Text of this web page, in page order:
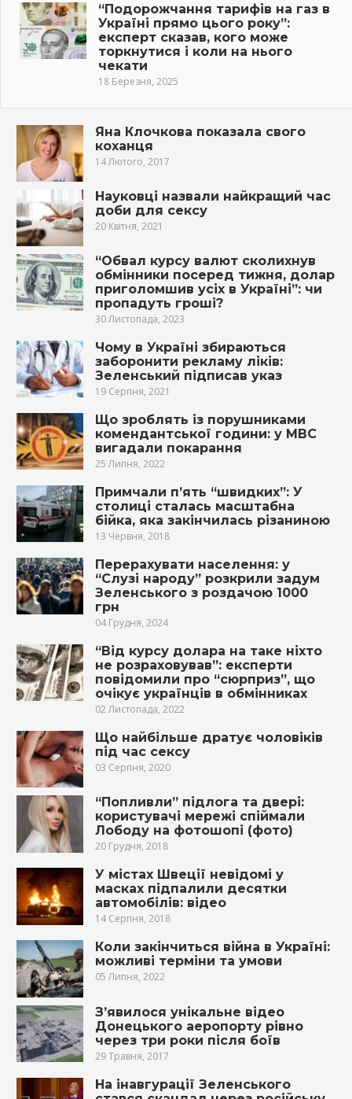
“Подорожчання тарифів на газ в
Україні прямо цього року”:
експерт сказав, кого може
торкнутися і коли на нього
чекати
18 Березня, 2025
Яна Клочкова показала свого
коханця
14 Лютого, 2017
Науковці назвали найкращий час
доби для сексу
20 Квітня, 2021
“Обвал курсу валют сколихнув
обмінники посеред тижня, долар
приголомшив усіх в Україні”: чи
пропадуть гроші?
30 Листопада, 2023
Чому в Україні збираються
заборонити рекламу ліків:
Зеленський підписав указ
19 Серпня, 2021
Що зроблять із порушниками
комендантської години: у МВС
вигадали покарання
25 Липня, 2022
Примчали п’ять “швидких”: У
столиці сталась масштабна
бійка, яка закінчилась різаниною
13 Червня, 2018
Перерахувати населення: у
“Слузі народу” розкрили задум
Зеленського з роздачою 1000
грн
04 Грудня, 2024
“Від курсу долара на таке ніхто
не розраховував”: експерти
повідомили про “сюрприз”, що
очікує українців в обмінниках
02 Листопада, 2022
Що найбільше дратує чоловіків
під час сексу
03 Серпня, 2020
“Попливли” підлога та двері:
користувачі мережі спіймали
Лободу на фотошопі (фото)
20 Грудня, 2018
У містах Швеції невідомі у
масках підпалили десятки
автомобілів: відео
14 Серпня, 2018
Коли закінчиться війна в Україні:
можливі терміни та умови
05 Липня, 2022
З’явилося унікальне відео
Донецького аеропорту рівно
через три роки після боїв
29 Травня, 2017
На інавгурації Зеленського